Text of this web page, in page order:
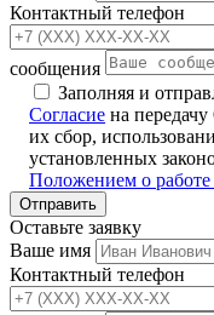
Контактный телефон
сообщения
Заполняя и
Согласие на
их сбор,
установленных
Положением о
Оставьте заявку
Ваше имя
Контактный телефон